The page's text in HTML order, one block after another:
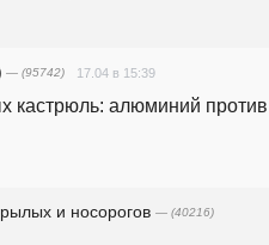
— (95742) 17.04 в 15:39
кастрюль: алюминий против
и носорогов — (40216)